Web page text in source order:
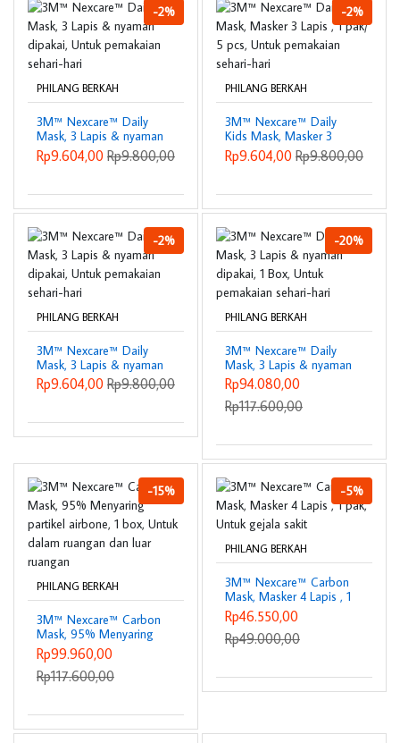
-2%
PHILANG BERKAH
3M™ Nexcare™ Daily
Mask, 3 Lapis & nyaman
dipakai, Untuk
pemakaian sehari-hari
Rp9.604,00 Rp9.800,00
-2%
PHILANG BERKAH
3M™ Nexcare™ Daily
Kids Mask, Masker 3
Lapis , 1 pak/ 5 pcs,
Untuk pemakaian sehari-
Rp9.604,00 Rp9.800,00
-2%
PHILANG BERKAH
3M™ Nexcare™ Daily
Mask, 3 Lapis & nyaman
dipakai, Untuk
pemakaian sehari-hari
Rp9.604,00 Rp9.800,00
-20%
PHILANG BERKAH
3M™ Nexcare™ Daily
Mask, 3 Lapis & nyaman
dipakai, 1 Box, Untuk
pemakaian sehari-hari
Rp94.080,00
Rp117.600,00
-15%
PHILANG BERKAH
3M™ Nexcare™ Carbon
Mask, 95% Menyaring
partikel airbone, 1 box,
Untuk dalam ruangan
dan luar ruangan
Rp99.960,00
Rp117.600,00
-5%
PHILANG BERKAH
3M™ Nexcare™ Carbon
Mask, Masker 4 Lapis , 1
pak, Untuk gejala sakit
Rp46.550,00
Rp49.000,00